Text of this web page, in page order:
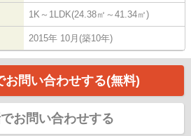
1K～1LDK(24.38㎡～41.34㎡)
2015年 10月(築10年)
お問い合わせする(無料)
お問い合わせする